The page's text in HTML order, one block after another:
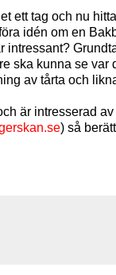
ett tag och nu
idén om en
intressant?
ska kunna se var
av tårta och
är intresserad
) så